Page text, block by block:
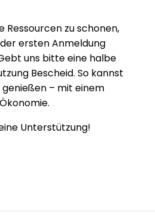
Ressourcen zu schonen,
ersten Anmeldung
uns bitte eine halbe
Bescheid. So kannst
– mit einem
Unterstützung!